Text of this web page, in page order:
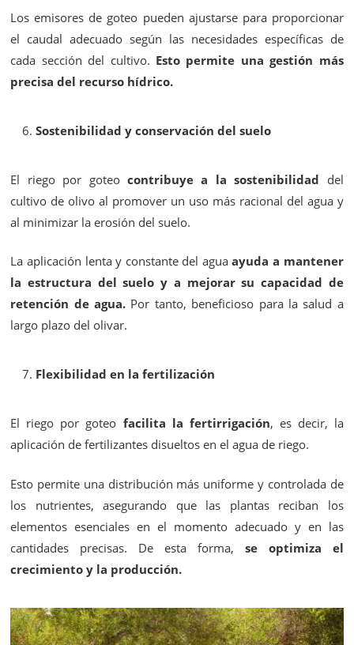
Los emisores de goteo pueden ajustarse para proporcionar
el caudal adecuado según las necesidades específicas de
cada sección del cultivo. Esto permite una gestión más
precisa del recurso hídrico.
Sostenibilidad y conservación del suelo
El riego por goteo contribuye a la sostenibilidad del
cultivo de olivo al promover un uso más racional del agua y
al minimizar la erosión del suelo.
La aplicación lenta y constante del aguaayuda a mantener
la estructura del suelo y a mejorar su capacidad de
retención de agua. Por tanto, beneficioso para la salud a
largo plazo del olivar.
Flexibilidad en la fertilización
El riego por goteo facilita la fertirrigación, es decir, la
aplicación de fertilizantes disueltos en el agua de riego.
Esto permite una distribución más uniforme y controlada de
los nutrientes, asegurando que las plantas reciban los
elementos esenciales en el momento adecuado y en las
cantidades precisas. De esta forma, se optimiza el
crecimiento y la producción.